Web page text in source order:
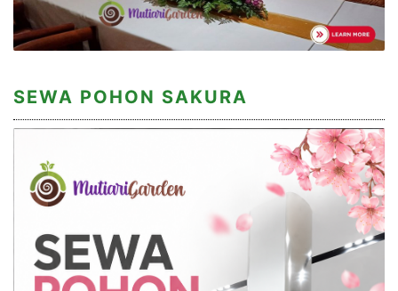
SEWA POHON SAKURA